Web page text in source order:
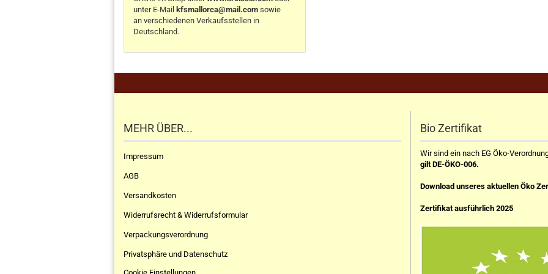
unter E-Mail kfsmallorca@mail.com sowie
an verschiedenen Verkaufsstellen in
Deutschland.
.
MEHR ÜBER...
Impressum
AGB
Versandkosten
Widerrufsrecht & Widerrufsformular
Verpackungsverordnung
Privatsphäre und Datenschutz
Bio Zertifikat
Wir sind ein nach EG Öko-
gilt DE-ÖKO-006.
Download unseres aktuellen Öko
Zertifikat ausführlich 2025